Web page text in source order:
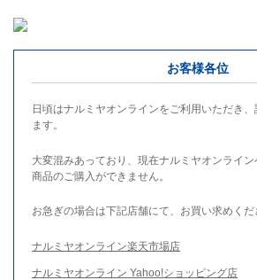
お客様各位
日頃はナルミヤオンラインをご利用いただき
ます。
大変混みあっており、現在ナルミヤオンライ
商品のご購入ができません。
お急ぎの場合は下記店舗にて、お買い求めくだ
ナルミヤオンライン楽天市場店
ナルミヤオンライン Yahoo!ショッピング店